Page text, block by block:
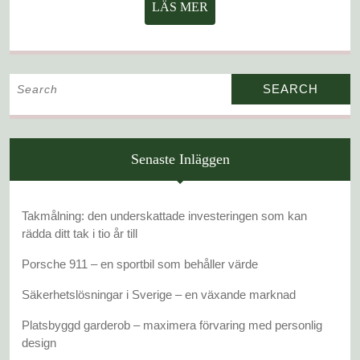
LÄS MER
MER
Search
Senaste Inläggen
Takmålning: den underskattade investeringen som kan
rädda ditt tak i tio år till
Porsche 911 – en sportbil som behåller värde
Säkerhetslösningar i Sverige – en växande marknad
Platsbyggd garderob – maximera förvaring med personlig
design